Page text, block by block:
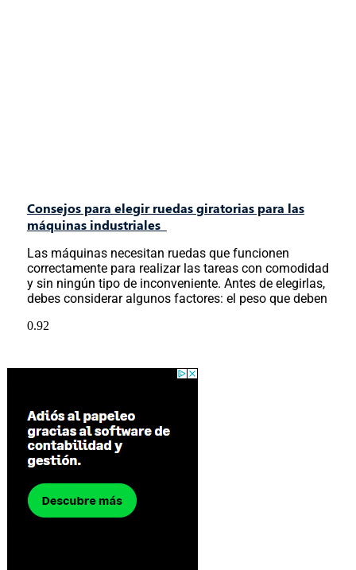
Consejos para elegir ruedas giratorias para las
máquinas industriales
Las máquinas necesitan ruedas que funcionen
correctamente para realizar las tareas con comodidad
y sin ningún tipo de inconveniente. Antes de elegirlas,
debes considerar algunos factores: el peso que deben